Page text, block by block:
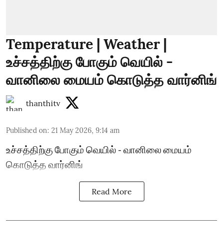
Temperature | Weather |
உச்சத்திற்கு போகும் வெயில் -
வானிலை மையம் கொடுத்த வார்னிங்
thanthitv
Published on: 21 May 2026, 9:14 am
உச்சத்திற்கு போகும் வெயில் - வானிலை மையம்
கொடுத்த வார்னிங்
Read More